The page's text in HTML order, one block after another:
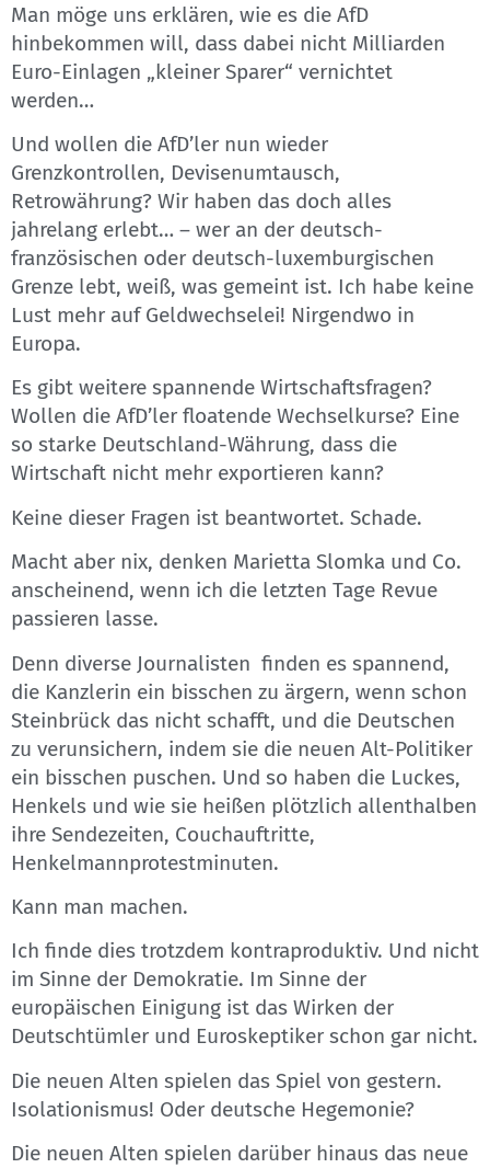
Man möge uns erklären, wie es die AfD
hinbekommen will, dass dabei nicht Milliarden
Euro-Einlagen „kleiner Sparer“ vernichtet
werden…
Und wollen die AfD’ler nun wieder
Grenzkontrollen, Devisenumtausch,
Retrowährung? Wir haben das doch alles
jahrelang erlebt… – wer an der deutsch-
französischen oder deutsch-luxemburgischen
Grenze lebt, weiß, was gemeint ist. Ich habe keine
Lust mehr auf Geldwechselei! Nirgendwo in
Europa.
Es gibt weitere spannende Wirtschaftsfragen?
Wollen die AfD’ler floatende Wechselkurse? Eine
so starke Deutschland-Währung, dass die
Wirtschaft nicht mehr exportieren kann?
Keine dieser Fragen ist beantwortet. Schade.
Macht aber nix, denken Marietta Slomka und Co.
anscheinend, wenn ich die letzten Tage Revue
passieren lasse.
Denn diverse Journalisten finden es spannend,
die Kanzlerin ein bisschen zu ärgern, wenn schon
Steinbrück das nicht schafft, und die Deutschen
zu verunsichern, indem sie die neuen Alt-Politiker
ein bisschen puschen. Und so haben die Luckes,
Henkels und wie sie heißen plötzlich allenthalben
ihre Sendezeiten, Couchauftritte,
Henkelmannprotestminuten.
Kann man machen.
Ich finde dies trotzdem kontraproduktiv. Und nicht
im Sinne der Demokratie. Im Sinne der
europäischen Einigung ist das Wirken der
Deutschtümler und Euroskeptiker schon gar nicht.
Die neuen Alten spielen das Spiel von gestern.
Isolationismus! Oder deutsche Hegemonie?
Die neuen Alten spielen darüber hinaus das neue